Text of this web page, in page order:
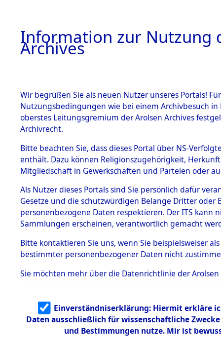
BESTÄNDE
1.
mente
5. Verschiedenes
5.3
Todesmärsche
5.3.1 Alliierte
Erhebungen
zu
Todesmärsch
en
5.3.2
Identifizierun
g
5.3.3
Todesmärsch
Dead -
Branch -
0025
Information zur Nutzung
Archives
Wir begrüßen Sie als neuen Nutzer unseres Portals!
Nutzungsbedingungen wie bei einem Archivbesuch
oberstes Leitungsgremium der Arolsen Archives
Archivrecht.
Bitte beachten Sie, dass dieses Portal über NS-
enthält. Dazu können Religionszugehörigkeit,
Mitgliedschaft in Gewerkschaften und Parteien oder
Als Nutzer dieses Portals sind Sie persönlich dafür
Gesetze und die schutzwürdigen Belange Dritter
personenbezogene Daten respektieren. Der ITS
Sammlungen erscheinen, verantwortlich gemacht
Bitte kontaktieren Sie uns, wenn Sie beispielsweiser
bestimmter personenbezogener Daten nicht
Sie möchten mehr über die Datenrichtlinie der Arolsen
Einverständniserklärung: Hiermit erkläre
Daten ausschließlich für wissenschaftliche
und Bestimmungen nutze. Mir ist